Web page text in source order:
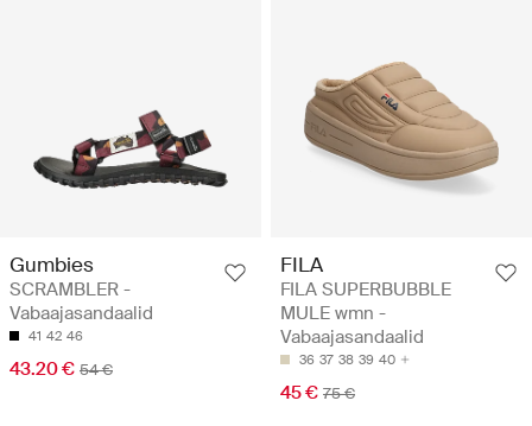
Gumbies
SCRAMBLER -
Vabaajasandaalid
41 42 46
43.20 € 54 €
FILA
FILA SUPERBUBBLE
MULE wmn -
Vabaajasandaalid
36 37 38 39 40
45 € 75 €